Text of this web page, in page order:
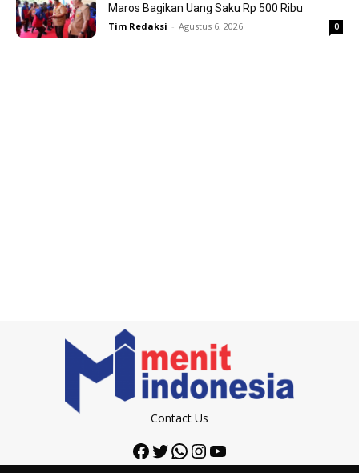
Maros Bagikan Uang Saku Rp 500 Ribu
Tim Redaksi - Agustus 6, 2026 0
Contact Us
Facebook
Twitter
WhatsApp
Instagram
YouTube